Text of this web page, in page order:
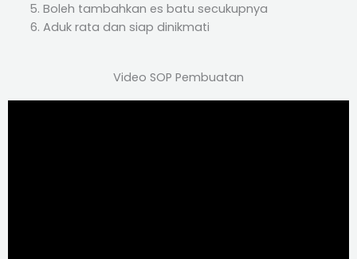
Boleh tambahkan es batu secukupnya
Aduk rata dan siap dinikmati
Video SOP Pembuatan